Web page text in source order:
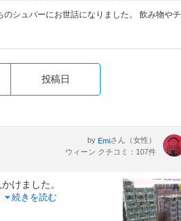
シュパーにお世話になりました。 飲み物やチ
投稿日
by Emiさん（女性）
ウィーン クチコミ：107件
けました。
続きを読む